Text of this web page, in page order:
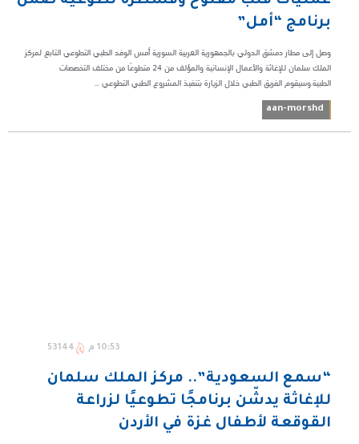
برنامج “أمل”
وصل إلى مطار دمشق الدولي بالجمهورية العربية السورية أمس الوفد الطبي التطوعي التابع لمركز
الملك سلمان للإغاثة والأعمال الإنسانية والمؤلف من 24 متطوعًا من مختلف التخصصات
الطبية.وسيقوم الفريق الطبي خلال الزيارة بتنفيذ المشروع الطبي التطوعي ...
aan-morshd
10:53 م 53144
“سمع السعودية”.. مركز الملك سلمان
للإغاثة يدشّن برنامجًا تطوعيًا لزراعة
القوقعة لأطفال غزة في الأردن